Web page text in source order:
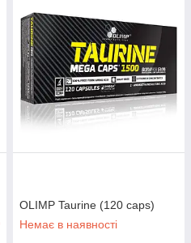
OLIMP Taurine (120 caps)
Немає в наявності